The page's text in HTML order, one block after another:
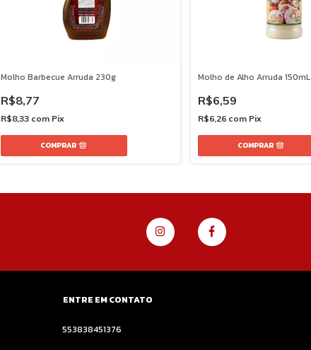
Molho Barbecue Arruda 230g
R$8,77
R$8,33 com Pix
Molho de Alho Arruda 150mL
R$6,59
R$6,26 com Pix
ENTRE EM CONTATO
553838451376